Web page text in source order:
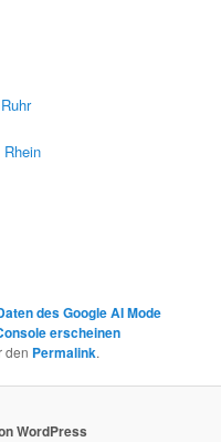
des Google AI Mode
erscheinen
den Permalink.
WordPress